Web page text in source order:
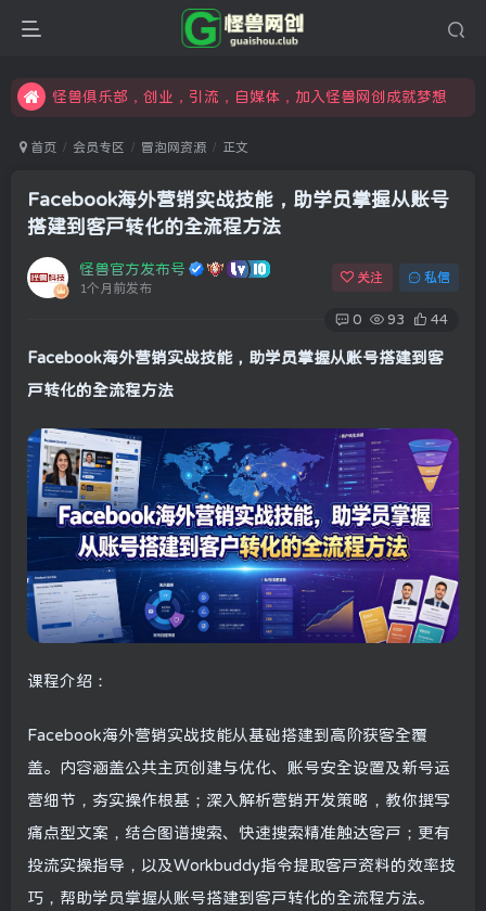
限时开通会员更享折扣，超高返佣
怪兽俱乐部，创业，引流，自媒体，加入怪兽网创成就梦想
首页 会员专区 冒泡网资源 正文
Facebook海外营销实战技能，助学员掌握从账号
搭建到客户转化的全流程方法
怪兽官方发布号
1个月前发布
关注 私信
0 93 44
Facebook海外营销实战技能，助学员掌握从账号搭建到客
户转化的全流程方法
课程介绍：
Facebook海外营销实战技能从基础搭建到高阶获客全覆
盖。内容涵盖公共主页创建与优化、账号安全设置及新号运
营细节，夯实操作根基；深入解析营销开发策略，教你撰写
痛点型文案，结合图谱搜索、快速搜索精准触达客户；更有
投流实操指导，以及Workbuddy指令提取客户资料的效率技
巧，帮助学员掌握从账号搭建到客户转化的全流程方法。